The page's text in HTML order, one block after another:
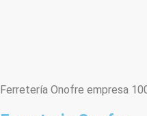
Ferretería Onofre empresa